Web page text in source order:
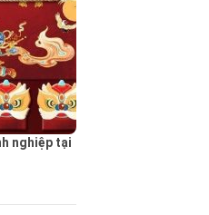
nghiệp tại